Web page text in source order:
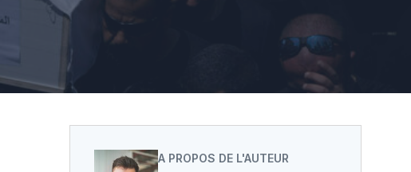
A PROPOS DE L'AUTEUR